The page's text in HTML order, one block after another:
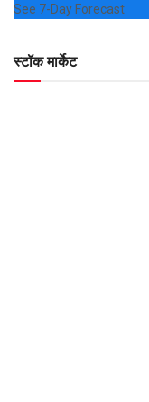
See 7-Day Forecast
स्टॉक मार्केट